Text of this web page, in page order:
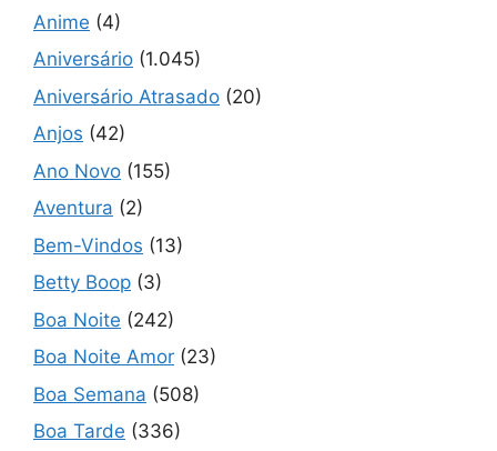
Anime (4)
Aniversário (1.045)
Aniversário Atrasado (20)
Anjos (42)
Ano Novo (155)
Aventura (2)
Bem-Vindos (13)
Betty Boop (3)
Boa Noite (242)
Boa Noite Amor (23)
Boa Semana (508)
Boa Tarde (336)